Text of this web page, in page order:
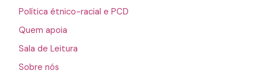
Política étnico-racial e PCD
Quem apoia
Sala de Leitura
Sobre nós